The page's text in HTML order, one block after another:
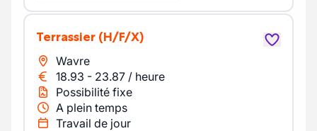
Terrassier (H/F/X)
Wavre
18.93 - 23.87 / heure
Possibilité fixe
A plein temps
Travail de jour